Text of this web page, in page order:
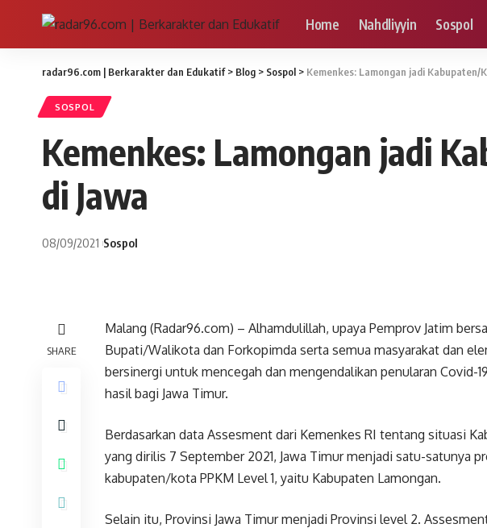
Home Nahdliyyin Sospol
radar96.com | Berkarakter dan Edukatif> Blog > Sospol > Kemenkes: Lamongan jadi Kabupaten/
SOSPOL
Kemenkes: Lamongan jadi
di Jawa
08/09/2021 Sospol
SHARE
Malang (Radar96.com) – Alhamdulillah, upaya Pemprov Jatim
Bupati/Walikota dan Forkopimda serta semua masyarakat dan
bersinergi untuk mencegah dan mengendalikan penularan Covid-
hasil bagi Jawa Timur.
Berdasarkan data Assesment dari Kemenkes RI tentang situasi
yang dirilis 7 September 2021, Jawa Timur menjadi satu-satunya
kabupaten/kota PPKM Level 1, yaitu Kabupaten Lamongan.
Selain itu, Provinsi Jawa Timur menjadi Provinsi level 2.